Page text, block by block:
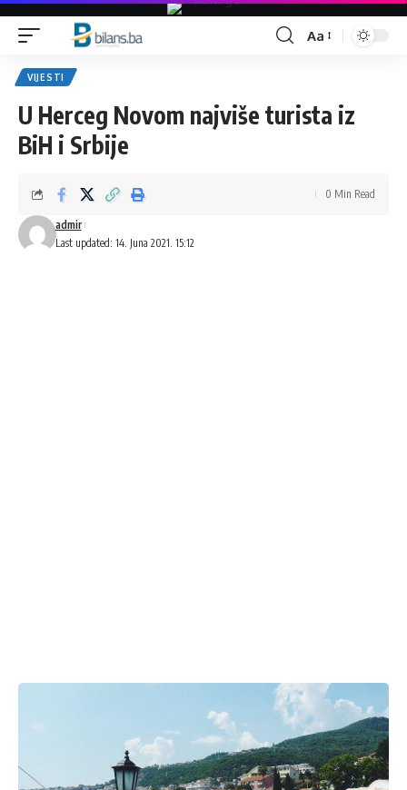
Font
Aa
VIJESTI
U Herceg Novom najviše turista iz
BiH i Srbije
Last updated: 14. Juna 2021. 15:12
admir
0 Min Read